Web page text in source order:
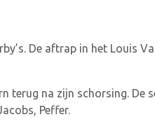
De aftrap in het Louis
terug na zijn schorsing. De
Peffer.